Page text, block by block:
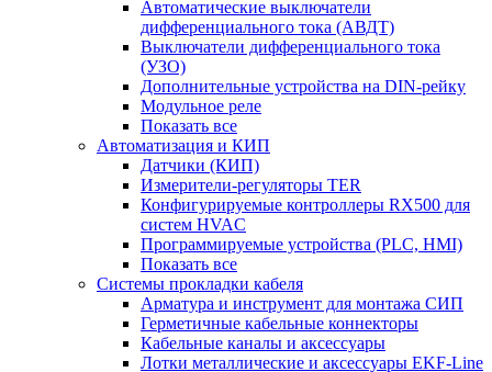
Автоматические выключатели
дифференциального тока (АВДТ)
Выключатели дифференциального тока
(УЗО)
Дополнительные устройства на DIN-рейку
Модульное реле
Показать все
Автоматизация и КИП
Датчики (КИП)
Измерители-регуляторы TER
Конфигурируемые контроллеры RX500 для
систем HVAC
Программируемые устройства (PLC, HMI)
Показать все
Системы прокладки кабеля
Арматура и инструмент для монтажа СИП
Герметичные кабельные коннекторы
Кабельные каналы и аксессуары
Лотки металлические и аксессуары EKF-Line